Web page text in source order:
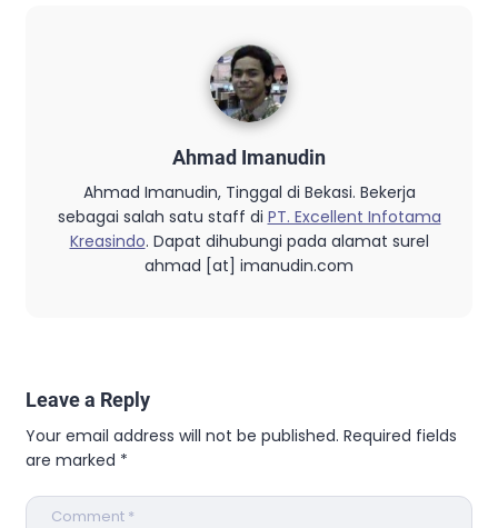
Ahmad Imanudin
Ahmad Imanudin, Tinggal di Bekasi. Bekerja
sebagai salah satu staff di PT. Excellent Infotama
Kreasindo. Dapat dihubungi pada alamat surel
ahmad [at] imanudin.com
Leave a Reply
Your email address will not be published. Required fields
are marked *